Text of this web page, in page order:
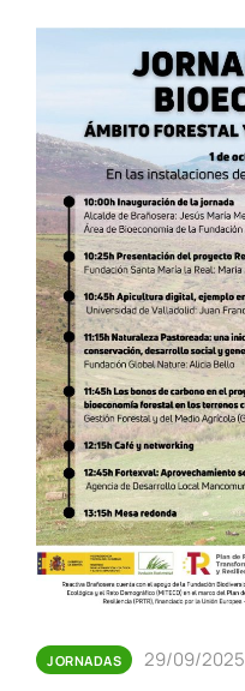
JORNADAS 29/09/2025